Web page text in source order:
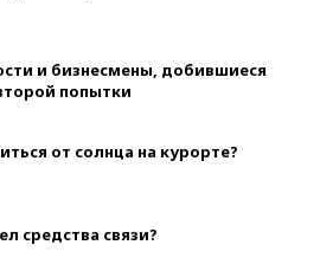
и бизнесмены, добившиеся
попытки
от солнца на курорте?
средства связи?